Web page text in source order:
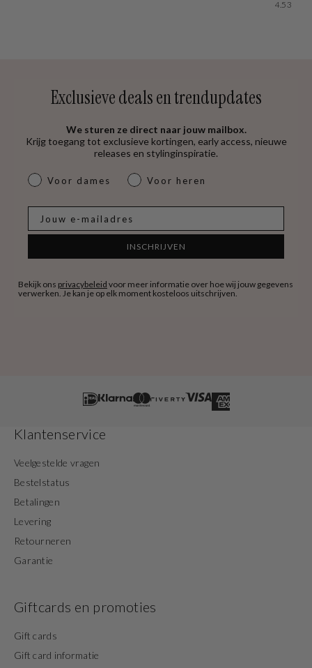
Exclusieve deals en trendupdates
We sturen ze direct naar jouw mailbox.
Krijg toegang tot exclusieve kortingen, early access, nieuwe
releases en stylinginspiratie.
dames & heren
Voor dames Voor heren
INSCHRIJVEN
Bekijk ons privacybeleid voor meer informatie over hoe wij jouw gegevens
verwerken. Je kan je op elk moment kosteloos uitschrijven.
Klantenservice
Veelgestelde vragen
Bestelstatus
Betalingen
Levering
Retourneren
Garantie
Giftcards en promoties
Gift cards
Gift card informatie